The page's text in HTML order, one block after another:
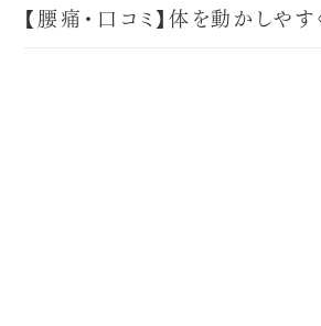
【腰痛・口コミ】体を動かしやす